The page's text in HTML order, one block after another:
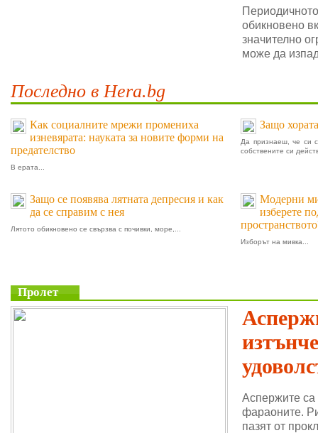
обикновено
значително
може да
Последно в Hera.bg
Как социалните мрежи промениха
изневярата: науката за новите форми на
предателство
В ерата...
Защо
Да признаеш, че си
собствените си
Защо се появява лятната депресия и как
да се справим с нея
Лятото обикновено се свързва с почивки, море,...
Модерни
изберете
Изборът на мивка...
Пролет
Аспержите
фараоните.
пазят от